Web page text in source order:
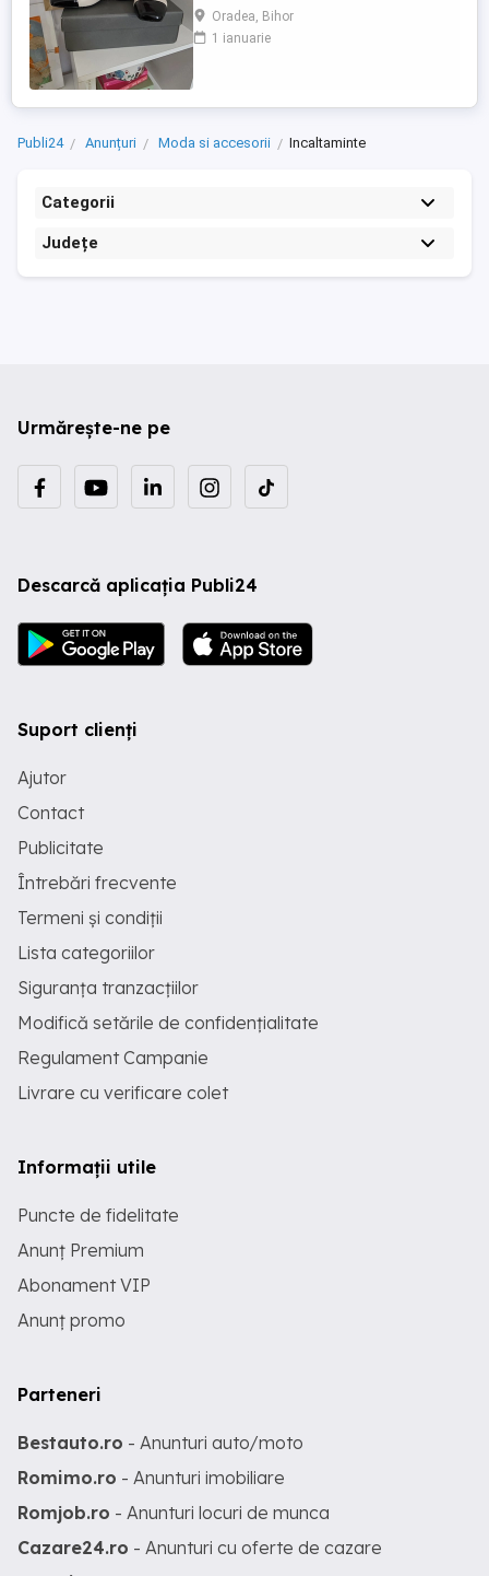
elegantă de alb și negru, mărimea 37, noi,
nepurtați. Un model clasic reinterpretat
într-un stil modern, perfect pentru ținute
un aspect ...
Oradea, Bihor
1 ianuarie
Publi24 Anunțuri Moda si accesorii Incaltaminte
Categorii
Județe
Urmărește-ne pe
Descarcă aplicația Publi24
Suport clienți
Ajutor
Contact
Publicitate
Întrebări frecvente
Termeni și condiții
Lista categoriilor
Siguranța tranzacțiilor
Modifică setările de confidențialitate
Regulament Campanie
Livrare cu verificare colet
Informații utile
Puncte de fidelitate
Anunț Premium
Abonament VIP
Anunț promo
Parteneri
Bestauto.ro - Anunturi auto/moto
Romimo.ro - Anunturi imobiliare
Romjob.ro - Anunturi locuri de munca
Cazare24.ro - Anunturi cu oferte de cazare